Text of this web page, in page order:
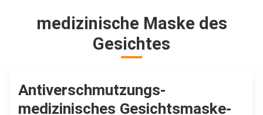
Produkt der hohen Qualität zur
Verfügung.
medizinische Maske des
Gesichtes
Antiverschmutzungs-
medizinisches Gesichtsmaske-